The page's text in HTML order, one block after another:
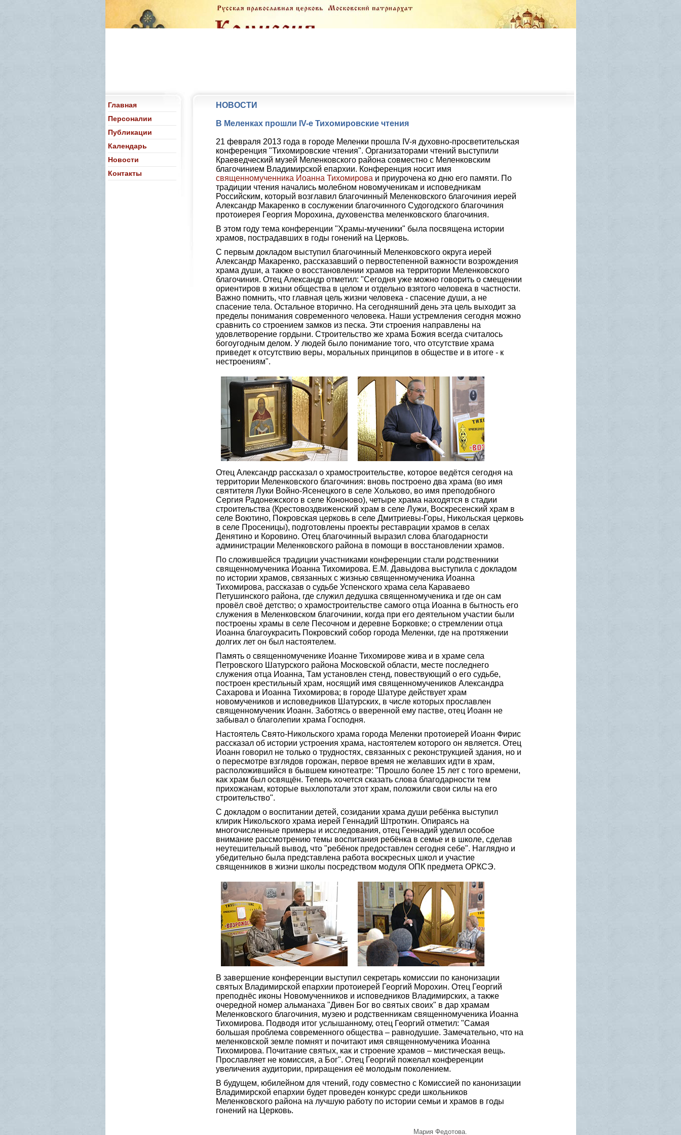
Главная
Персоналии
Публикации
Календарь
Новости
Контакты
НОВОСТИ
В Меленках прошли IV-е Тихомировские чтения
21 февраля 2013 года в городе Меленки прошла IV-я духовно-просветительская
конференция "Тихомировские чтения". Организаторами чтений выступили
Краеведческий музей Меленковского района совместно с Меленковским
благочинием Владимирской епархии. Конференция носит имя
священномученника Иоанна Тихомирова и приурочена ко дню его памяти. По
традиции чтения начались молебном новомученикам и исповедникам
Российским, который возглавил благочинный Меленковского благочиния иерей
Александр Макаренко в сослужении благочинного Судогодского благочиния
протоиерея Георгия Морохина, духовенства меленковского благочиния.
В этом году тема конференции "Храмы-мученики" была посвящена истории
храмов, пострадавших в годы гонений на Церковь.
С первым докладом выступил благочинный Меленковского округа иерей
Александр Макаренко, рассказавший о первостепенной важности возрождения
храма души, а также о восстановлении храмов на территории Меленковского
благочиния. Отец Александр отметил: "Сегодня уже можно говорить о смещении
ориентиров в жизни общества в целом и отдельно взятого человека в частности.
Важно помнить, что главная цель жизни человека - спасение души, а не
спасение тела. Остальное вторично. На сегодняшний день эта цель выходит за
пределы понимания современного человека. Наши устремления сегодня можно
сравнить со строением замков из песка. Эти строения направлены на
удовлетворение гордыни. Строительство же храма Божия всегда считалось
богоугодным делом. У людей было понимание того, что отсутствие храма
приведет к отсутствию веры, моральных принципов в обществе и в итоге - к
нестроениям".
Отец Александр рассказал о храмостроительстве, которое ведётся сегодня на
территории Меленковского благочиния: вновь построено два храма (во имя
святителя Луки Войно-Ясенецкого в селе Хольково, во имя преподобного
Сергия Радонежского в селе Кононово), четыре храма находятся в стадии
строительства (Крестовоздвиженский храм в селе Лужи, Воскресенский храм в
селе Воютино, Покровская церковь в селе Дмитриевы-Горы, Никольская церковь
в селе Просеницы), подготовлены проекты реставрации храмов в селах
Денятино и Коровино. Отец благочинный выразил слова благодарности
администрации Меленковского района в помощи в восстановлении храмов.
По сложившейся традиции участниками конференции стали родственники
священномученика Иоанна Тихомирова. Е.М. Давыдова выступила с докладом
по истории храмов, связанных с жизнью священномученика Иоанна
Тихомирова, рассказав о судьбе Успенского храма села Караваево
Петушинского района, где служил дедушка священномученика и где он сам
провёл своё детство; о храмостроительстве самого отца Иоанна в бытность его
служения в Меленковском благочинии, когда при его деятельном участии были
построены храмы в селе Песочном и деревне Борковке; о стремлении отца
Иоанна благоукрасить Покровский собор города Меленки, где на протяжении
долгих лет он был настоятелем.
Память о священномученике Иоанне Тихомирове жива и в храме села
Петровского Шатурского района Московской области, месте последнего
служения отца Иоанна, Там установлен стенд, повествующий о его судьбе,
построен крестильный храм, носящий имя священномучеников Александра
Сахарова и Иоанна Тихомирова; в городе Шатуре действует храм
новомучеников и исповедников Шатурских, в числе которых прославлен
священномученик Иоанн. Заботясь о вверенной ему пастве, отец Иоанн не
забывал о благолепии храма Господня.
Настоятель Свято-Никольского храма города Меленки протоиерей Иоанн Фирис
рассказал об истории устроения храма, настоятелем которого он является. Отец
Иоанн говорил не только о трудностях, связанных с реконструкцией здания, но и
о пересмотре взглядов горожан, первое время не желавших идти в храм,
расположившийся в бывшем кинотеатре: "Прошло более 15 лет с того времени,
как храм был освящён. Теперь хочется сказать слова благодарности тем
прихожанам, которые выхлопотали этот храм, положили свои силы на его
строительство".
С докладом о воспитании детей, созидании храма души ребёнка выступил
клирик Никольского храма иерей Геннадий Штроткин. Опираясь на
многочисленные примеры и исследования, отец Геннадий уделил особое
внимание рассмотрению темы воспитания ребёнка в семье и в школе, сделав
неутешительный вывод, что "ребёнок предоставлен сегодня себе". Наглядно и
убедительно была представлена работа воскресных школ и участие
священников в жизни школы посредством модуля ОПК предмета ОРКСЭ.
В завершение конференции выступил секретарь комиссии по канонизации
святых Владимирской епархии протоиерей Георгий Морохин. Отец Георгий
преподнёс иконы Новомученников и исповедников Владимирских, а также
очередной номер альманаха "Дивен Бог во святых своих" в дар храмам
Меленковского благочиния, музею и родственникам священномученика Иоанна
Тихомирова. Подводя итог услышанному, отец Георгий отметил: "Самая
большая проблема современного общества – равнодушие. Замечательно, что на
меленковской земле помнят и почитают имя священномученика Иоанна
Тихомирова. Почитание святых, как и строение храмов – мистическая вещь.
Прославляет не комиссия, а Бог". Отец Георгий пожелал конференции
увеличения аудитории, приращения её молодым поколением.
В будущем, юбилейном для чтений, году совместно с Комиссией по канонизации
Владимирской епархии будет проведен конкурс среди школьников
Меленковского района на лучшую работу по истории семьи и храмов в годы
гонений на Церковь.
Мария Федотова.